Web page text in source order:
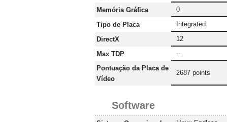
Memória Gráfica
0
Tipo de Placa
Integrated
DirectX
12
Max TDP
--
Pontuação da Placa de
Vídeo
2687 points
Software